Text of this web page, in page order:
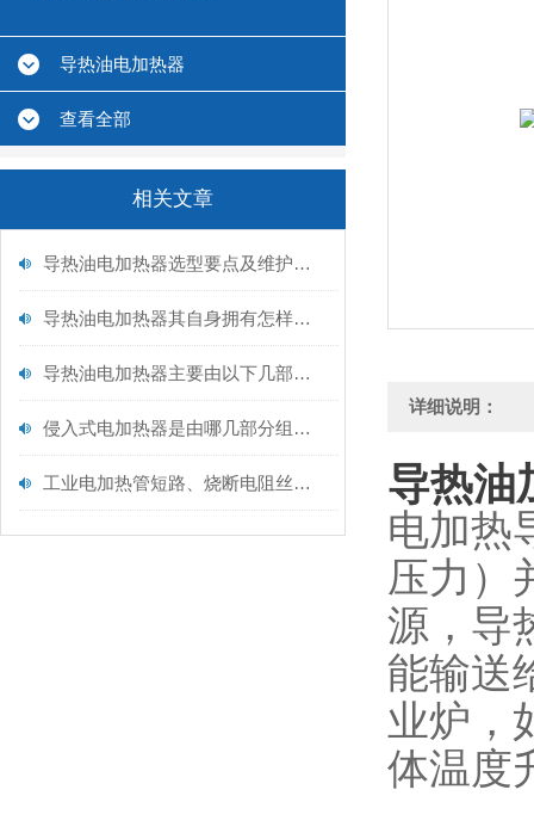
导热油电加热器
查看全部
相关文章
导热油电加热器选型要点及维护保养
导热油电加热器其自身拥有怎样的特点呢？
导热油电加热器主要由以下几部分构成
侵入式电加热器是由哪几部分组成的呢？
工业电加热管短路、烧断电阻丝以及漏电问题解析
详细说明：
导热油
电加热
压力）
源，导
能输送
业炉，
体温度